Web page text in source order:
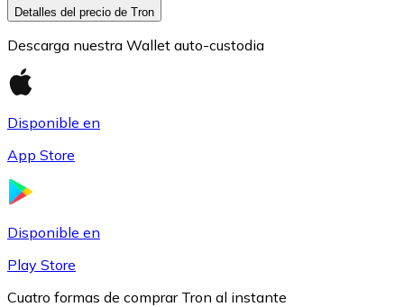
Litecoin
LTC
Detalles del precio de Tron
Descarga nuestra Wallet auto-custodia
Disponible en
App Store
Disponible en
Play Store
Cuatro formas de comprar Tron al instante